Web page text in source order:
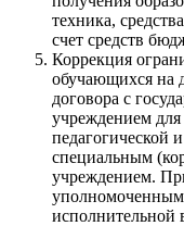
техника,
счет средств
Коррекция
обучающихся на
договора с
учреждением
педагогической
специальным
учреждением.
исполнительной